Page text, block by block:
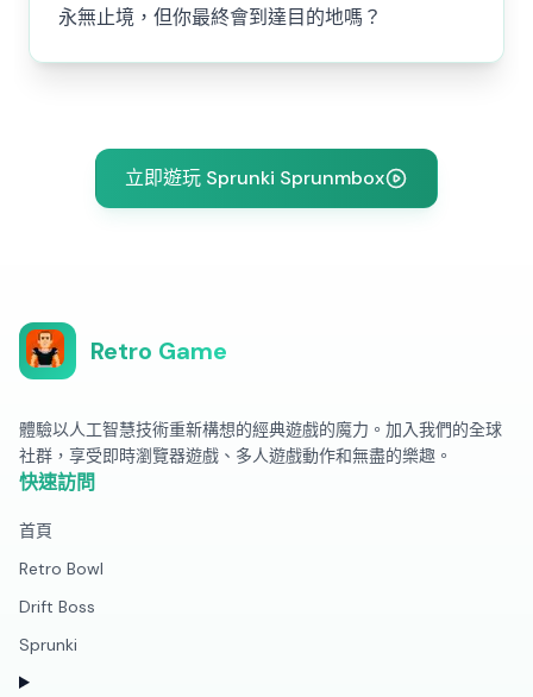
永無止境，但你最終會到達目的地嗎？
立即遊玩 Sprunki Sprunmbox
Retro Game
體驗以人工智慧技術重新構想的經典遊戲的魔力。加入我們的全球
社群，享受即時瀏覽器遊戲、多人遊戲動作和無盡的樂趣。
快速訪問
首頁
Retro Bowl
Drift Boss
Sprunki